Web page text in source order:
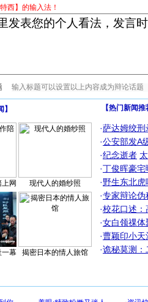
西】的输入法！
】
网 现代人的婚纱照
一幕 揭密日本的情人旅馆
【热门新闻
·萨达姆绞刑
·公安部发A
·纪念逝者
·丁俊晖豪
·野生东北
·专家辩论伪
·校花口述：
·女白领祼体
·曹颖印小天
·诡秘莫测：